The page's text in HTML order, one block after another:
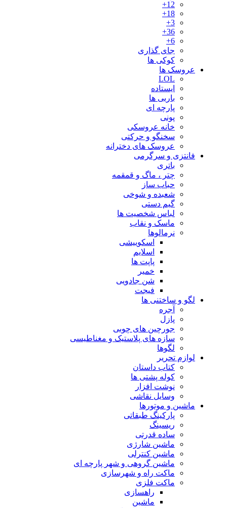
جای گذاری
کوکی ها
عروسک ها
LOL
ایستاده
باربی ها
پارچه ای
پونی
خانه عروسکی
سخنگو و حرکتی
عروسک های دخترانه
فانتزی و سرگرمی
باتری
چتر ، ماگ و قمقمه
حباب ساز
شعبده و شوخی
گیم دستی
لباس شخصیت ها
ماسک و نقاب
نرمالوها
اسکوییشی
اسلایم
پاپت ها
خمیر
شن جادویی
فیجت
لگو و ساختنی ها
آجره
پازل
جورچین های چوبی
سازه های پلاستیک و مغناطیسی
لگوها
لوازم تحریر
کتاب داستان
کوله پشتی ها
نوشت افزار
وسایل نقاشی
ماشین و موتورها
پارکینگ طبقاتی
ریسینگ
ساده قدرتی
ماشین شارژی
ماشین کنترلی
ماشین گروهی و شهر پارچه ای
ماکت راه و شهرسازی
ماکت فلزی
راهسازی
ماشین